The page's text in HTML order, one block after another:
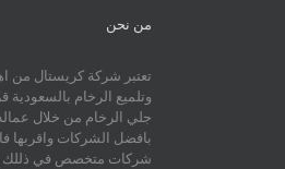
من نحن
تعتبر شركة كريستال من
وتلميع الرخام بالسعودية
جلي الرخام من خلال
بافضل الشركات واقربها
شركات متخصص في ذللك